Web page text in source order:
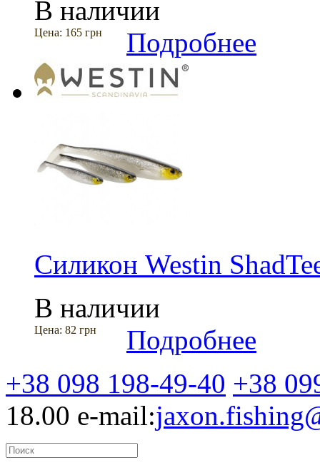
В наличии
Цена: 165 грн Подробнее
Силикон Westin
В наличии
Цена: 82 грн
Подробнее
+38 098 198-49-40 +38
18.00 e-mail: